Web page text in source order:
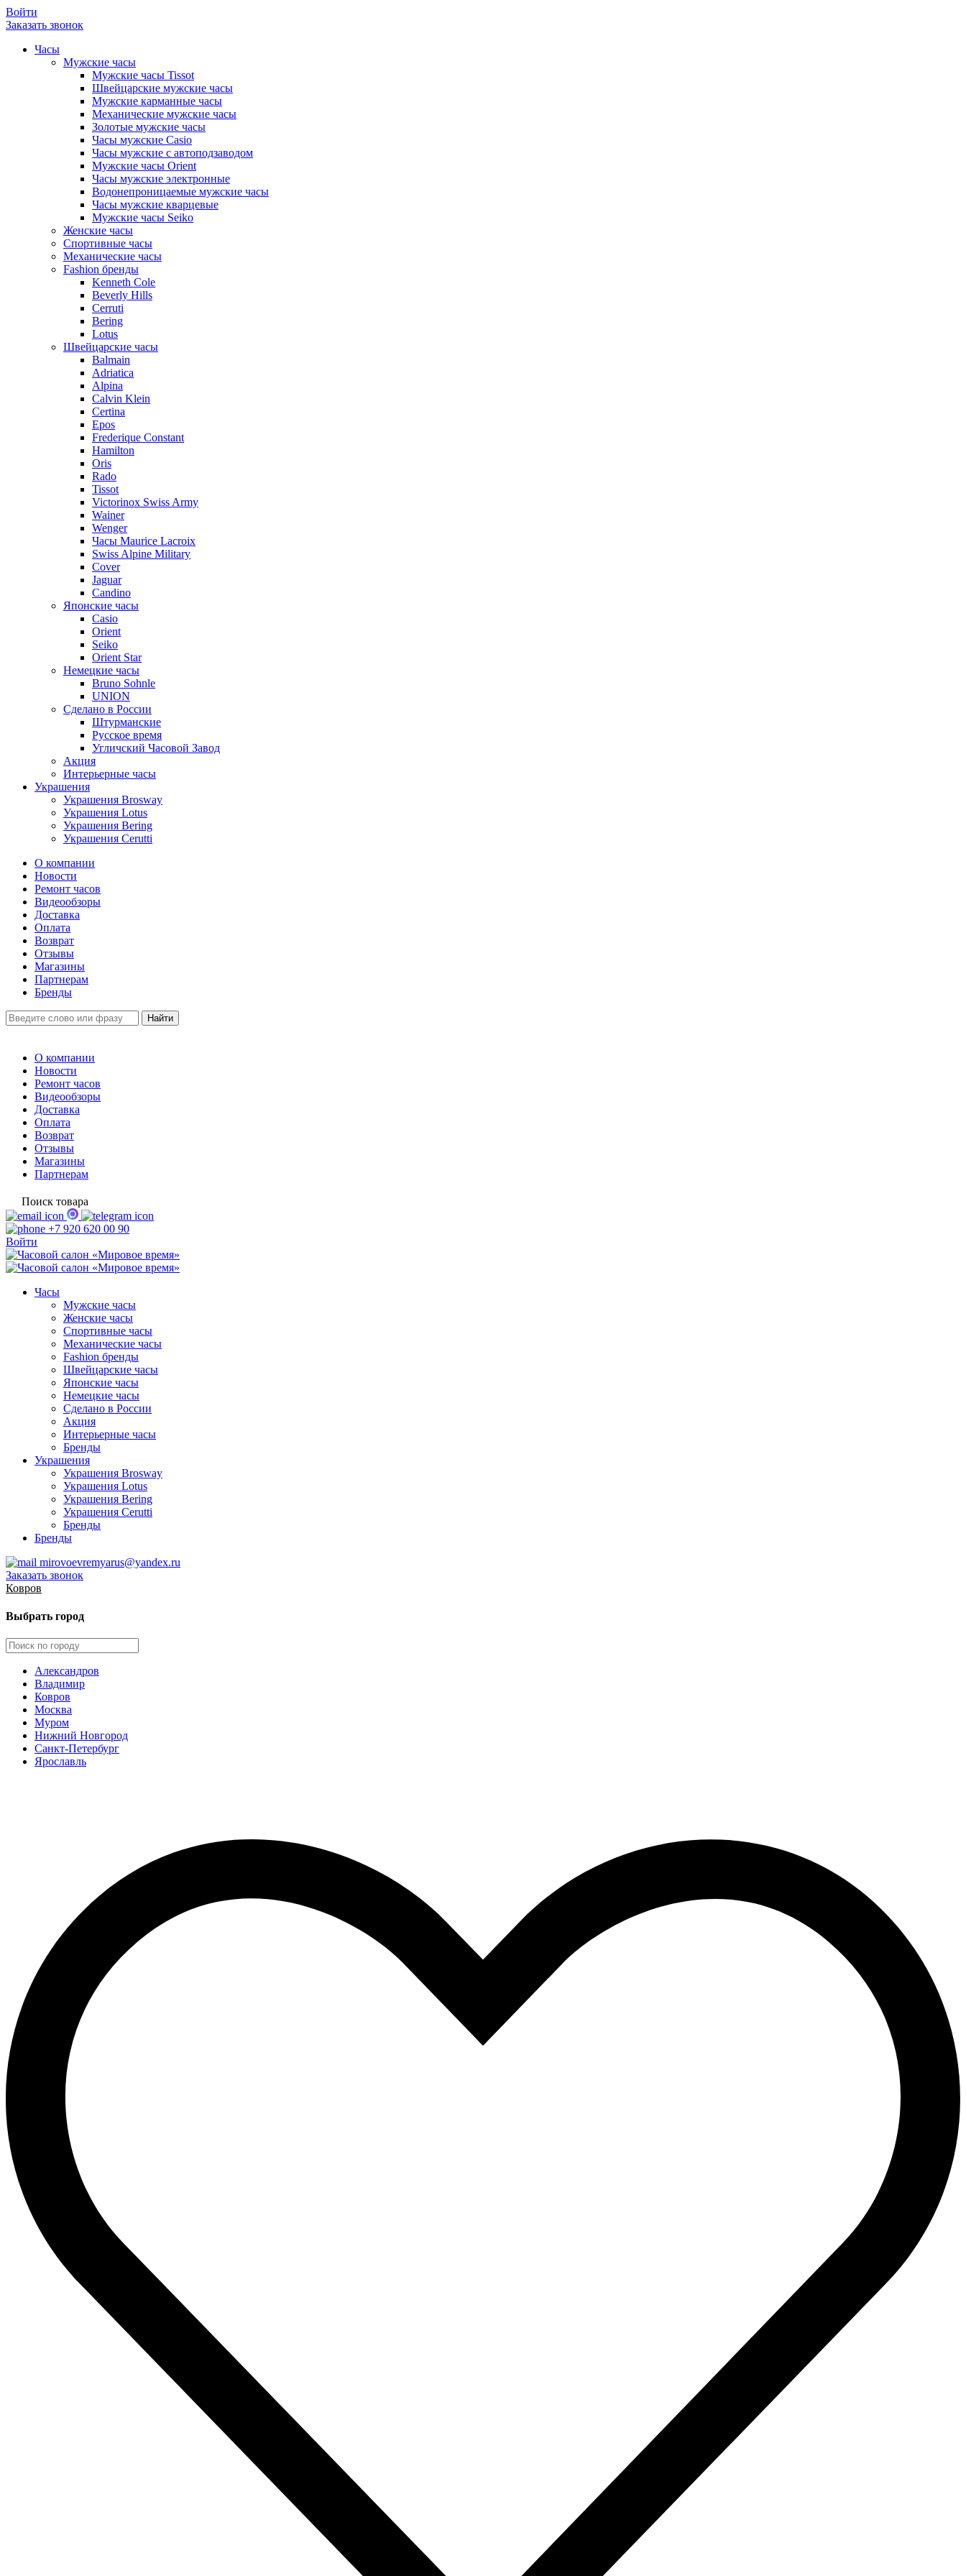
Войти
Заказать звонок
Часы
Мужские часы
Мужские часы Tissot
Швейцарские мужские часы
Мужские карманные часы
Механические мужские часы
Золотые мужские часы
Часы мужские Casio
Часы мужские с автоподзаводом
Мужские часы Orient
Часы мужские электронные
Водонепроницаемые мужские часы
Часы мужские кварцевые
Мужские часы Seiko
Женские часы
Спортивные часы
Механические часы
Fashion бренды
Kenneth Cole
Beverly Hills
Cerruti
Bering
Lotus
Швейцарские часы
Balmain
Adriatica
Alpina
Calvin Klein
Certina
Epos
Frederique Constant
Hamilton
Oris
Rado
Tissot
Victorinox Swiss Army
Wainer
Wenger
Часы Maurice Lacroix
Swiss Alpine Military
Cover
Jaguar
Candino
Японские часы
Casio
Orient
Seiko
Orient Star
Немецкие часы
Bruno Sohnle
UNION
Сделано в России
Штурманские
Русское время
Угличский Часовой Завод
Акция
Интерьерные часы
Украшения
Украшения Brosway
Украшения Lotus
Украшения Bering
Украшения Cerutti
О компании
Новости
Ремонт часов
Видеообзоры
Доставка
Оплата
Возврат
Отзывы
Магазины
Партнерам
Бренды
О компании
Новости
Ремонт часов
Видеообзоры
Доставка
Оплата
Возврат
Отзывы
Магазины
Партнерам
Поиск товара
+7 920 620 00 90
Войти
Часы
Мужские часы
Женские часы
Спортивные часы
Механические часы
Fashion бренды
Швейцарские часы
Японские часы
Немецкие часы
Сделано в России
Акция
Интерьерные часы
Бренды
Украшения
Украшения Brosway
Украшения Lotus
Украшения Bering
Украшения Cerutti
Бренды
Бренды
mirovoevremyarus@yandex.ru
Заказать звонок
Ковров
Выбрать город
Александров
Владимир
Ковров
Москва
Муром
Нижний Новгород
Санкт-Петербург
Ярославль